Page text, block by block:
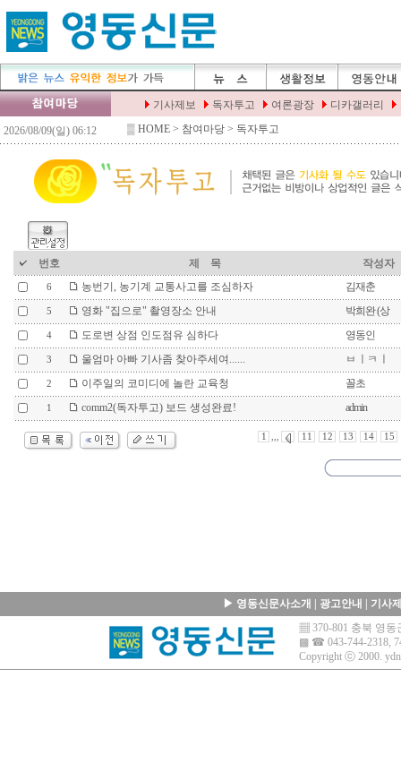
▒ HOME > 참여마당 > 독자투고
번호 제 목 작성자
6 농번기, 농기계 교통사고를 조심하자 김재춘
5 영화 "집으로" 촬영장소 안내 박희완 (상
4 도로변 상점 인도점유 심하다 영동인
3 울엄마 아빠 기사좀 찾아주세여...... ㅂ ㅣㅋ ㅣ
2 이주일의 코미디에 놀란 교육청 꼴초
1 comm2(독자투고) 보드 생성완료! admin
1 ,,, 11 12 13 14 15
▶ 영동신문사소개 광고안내
기사
▦ 370-801 충북 영
▩ ☎ 043-744-2318,
Copyright ⓒ 2000.